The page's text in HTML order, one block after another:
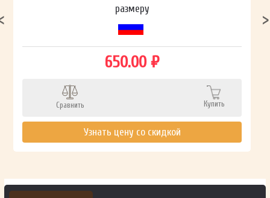
размеру
650.00 ₽
Сравнить Купить
Узнать цену со скидкой